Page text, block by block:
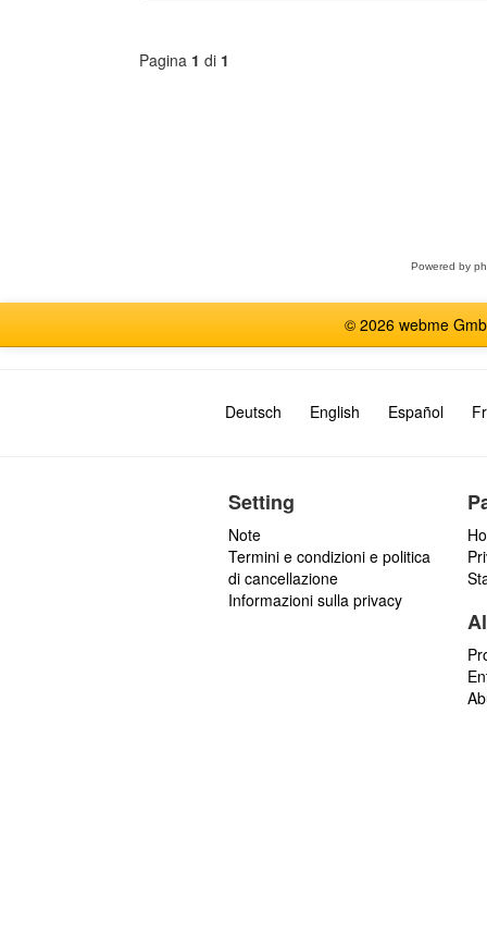
Pagina 1 di 1
Powered by
© 2026 webme
Deutsch English Español
Setting
Note
Termini e condizioni e politica
di cancellazione
Informazioni sulla privacy